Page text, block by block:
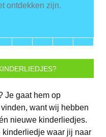
ontdekken zijn.
Je gaat hem op
want wij hebben
nieuwe kinderliedjes.
waar jij naar